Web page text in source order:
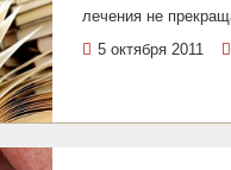
лечения не
5 октября 2011